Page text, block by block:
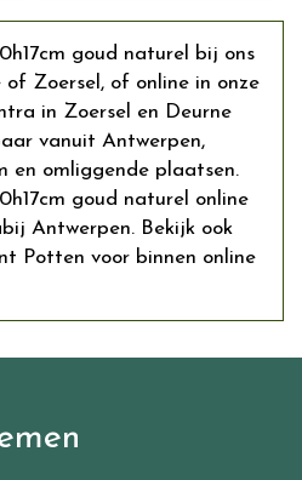
goud naturel bij ons
Zoersel, of online in onze
in Zoersel en Deurne
vanuit Antwerpen,
en omliggende plaatsen.
goud naturel online
Antwerpen. Bekijk ook
Potten voor binnen online